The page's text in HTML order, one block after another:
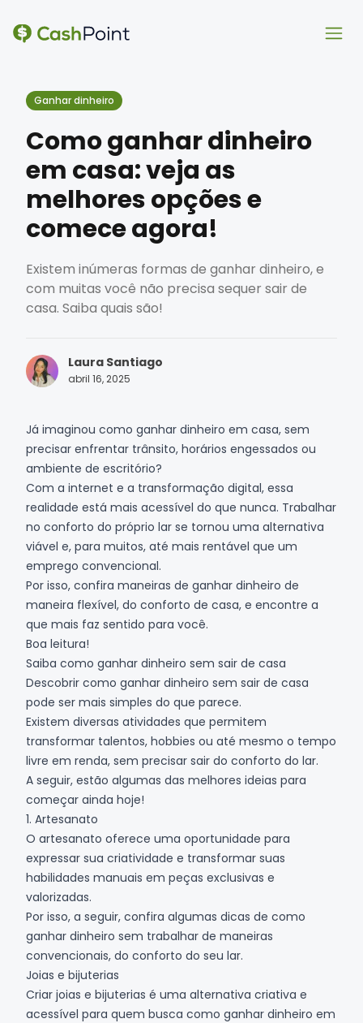
Ganhar dinheiro
Como ganhar dinheiro
em casa: veja as
melhores opções e
comece agora!
Existem inúmeras formas de ganhar dinheiro, e
com muitas você não precisa sequer sair de
casa. Saiba quais são!
Laura Santiago
abril 16, 2025
Já imaginou como ganhar dinheiro em casa, sem
precisar enfrentar trânsito, horários engessados ou
ambiente de escritório?
Com a internet e a transformação digital, essa
realidade está mais acessível do que nunca. Trabalhar
no conforto do próprio lar se tornou uma alternativa
viável e, para muitos, até mais rentável que um
emprego convencional.
Por isso, confira maneiras de ganhar dinheiro de
maneira flexível, do conforto de casa, e encontre a
que mais faz sentido para você.
Boa leitura!
Saiba como ganhar dinheiro sem sair de casa
Descobrir como ganhar dinheiro sem sair de casa
pode ser mais simples do que parece.
Existem diversas atividades que permitem
transformar talentos, hobbies ou até mesmo o tempo
livre em renda, sem precisar sair do conforto do lar.
A seguir, estão algumas das melhores ideias para
começar ainda hoje!
1. Artesanato
O artesanato oferece uma oportunidade para
expressar sua criatividade e transformar suas
habilidades manuais em peças exclusivas e
valorizadas.
Por isso, a seguir, confira algumas dicas de como
ganhar dinheiro sem trabalhar de maneiras
convencionais, do conforto do seu lar.
Joias e bijuterias
Criar joias e bijuterias é uma alternativa criativa e
acessível para quem busca como ganhar dinheiro em